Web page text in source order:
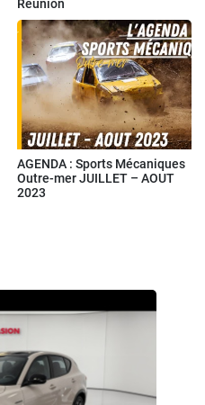
Réunion
AGENDA : Sports Mécaniques
Outre-mer JUILLET – AOUT
2023